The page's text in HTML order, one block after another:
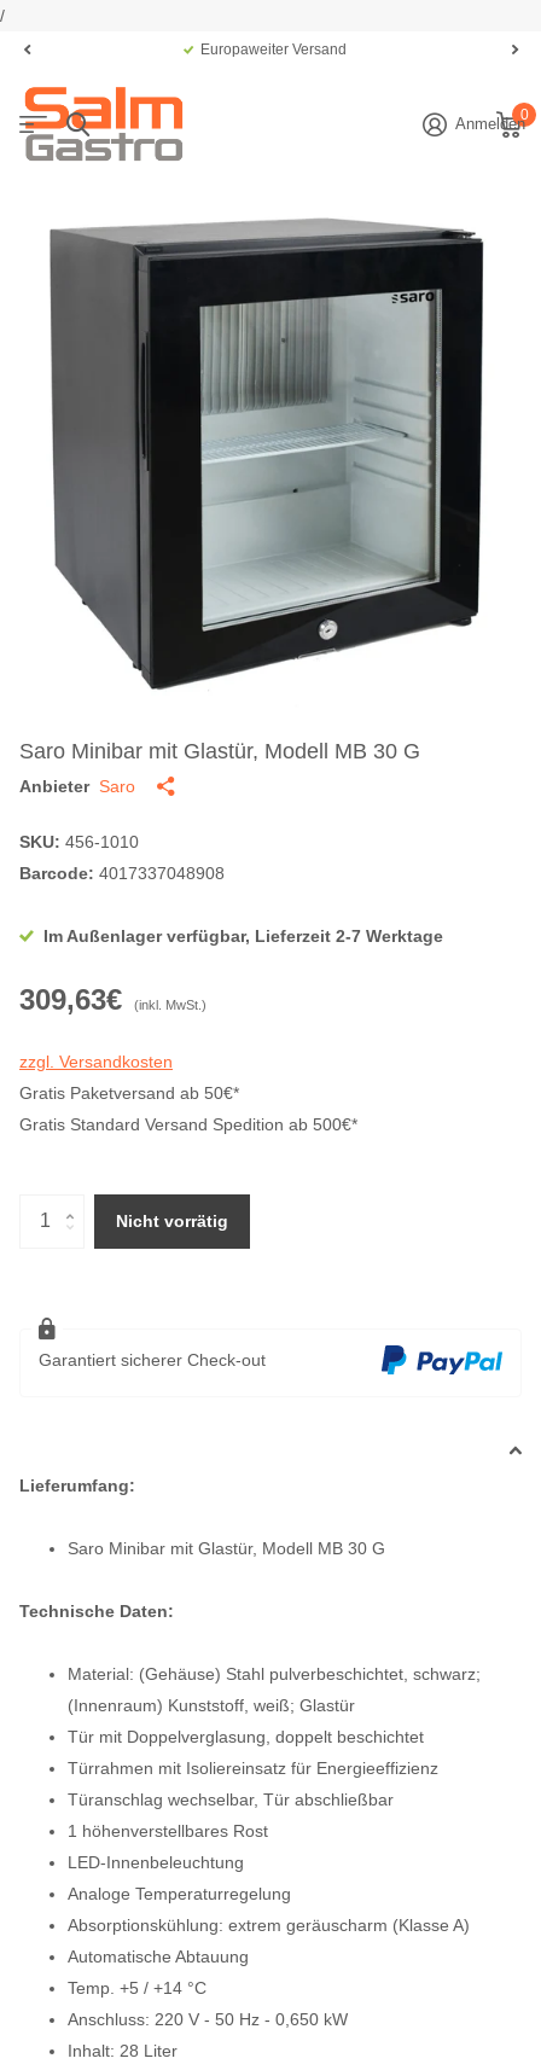
/
Europaweiter Versand
Anmelden0
Saro Minibar mit Glastür, Modell MB 30 G
Anbieter Saro
SKU: 456-1010
Barcode: 4017337048908
Im Außenlager verfügbar, Lieferzeit 2-7 Werktage
309,63€ (inkl. MwSt.)
zzgl. Versandkosten
Gratis Paketversand ab 50€*
Gratis Standard Versand Spedition ab 500€*
Nicht vorrätig
Garantiert sicherer Check-out
Lieferumfang:
Saro Minibar mit Glastür, Modell MB 30 G
Technische Daten:
Material: (Gehäuse) Stahl pulverbeschichtet, schwarz;
(Innenraum) Kunststoff, weiß; Glastür
Tür mit Doppelverglasung, doppelt beschichtet
Türrahmen mit Isoliereinsatz für Energieeffizienz
Türanschlag wechselbar, Tür abschließbar
1 höhenverstellbares Rost
LED-Innenbeleuchtung
Analoge Temperaturregelung
Absorptionskühlung: extrem geräuscharm (Klasse A)
Automatische Abtauung
Temp. +5 / +14 °C
Anschluss: 220 V - 50 Hz - 0,650 kW
Inhalt: 28 Liter